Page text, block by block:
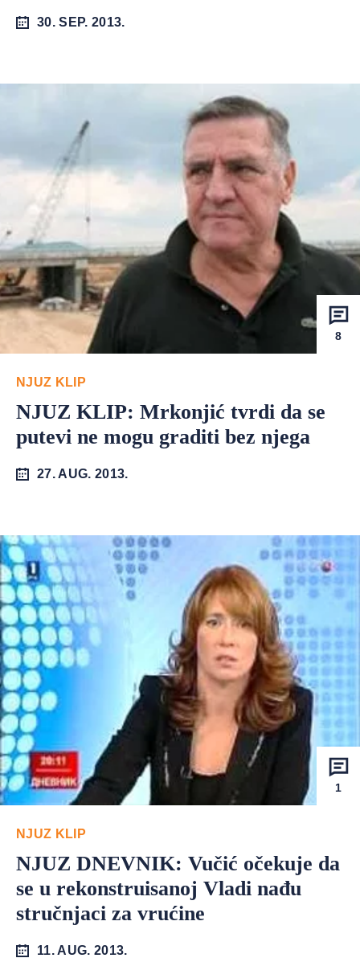
30. SEP. 2013.
8
NJUZ KLIP
NJUZ KLIP: Mrkonjić tvrdi da se
putevi ne mogu graditi bez njega
27. AUG. 2013.
1
NJUZ KLIP
NJUZ DNEVNIK: Vučić očekuje da
se u rekonstruisanoj Vladi nađu
stručnjaci za vrućine
11. AUG. 2013.